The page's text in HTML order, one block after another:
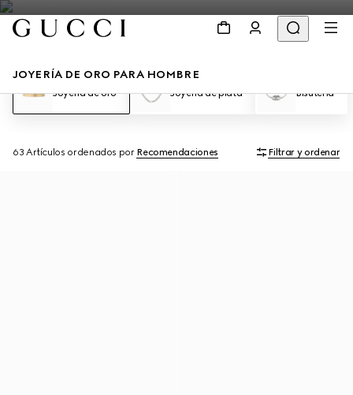
JOYERÍA DE ORO PARA HOMBRE
Joyería de oro Joyería de plata Bisutería
63 Artículos ordenados por Recomendaciones Filtrar y ordenar